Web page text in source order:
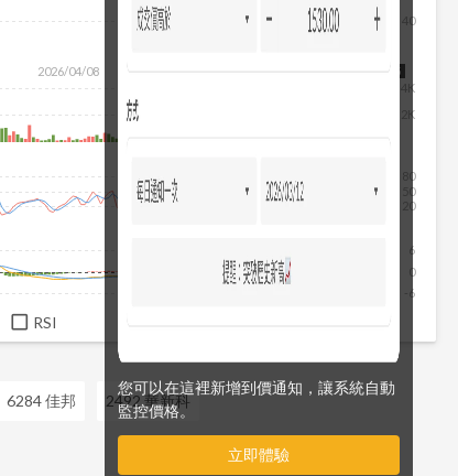
您可以在這裡新增到價通知，讓系統自動
監控價格。
立即體驗
2026/04/08
40
2026/08/05
2K
4K
20
50
80
-6
0
6
RSI
6284 佳邦 2492 華新科